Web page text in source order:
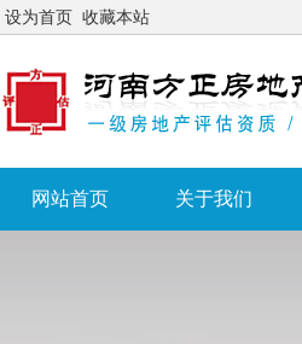
设为首页 收藏本站
网站首页 关于我们